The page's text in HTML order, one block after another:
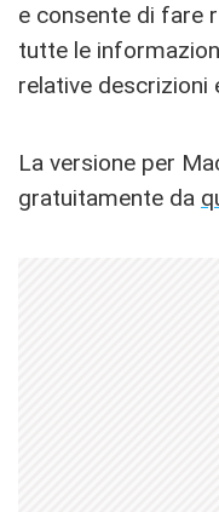
e consente di fare
tutte le
relative descrizioni
La versione per
gratuitamente da